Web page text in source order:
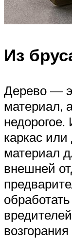
Из
Дерево —
материал,
каркас
материал
внешней